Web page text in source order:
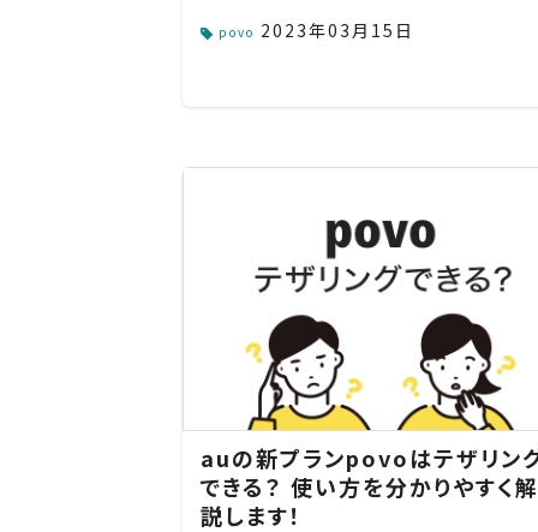
povo 2023年03月15日
auの新プランpovoはテザリン
できる？ 使い方を分かりやすく解
説します！